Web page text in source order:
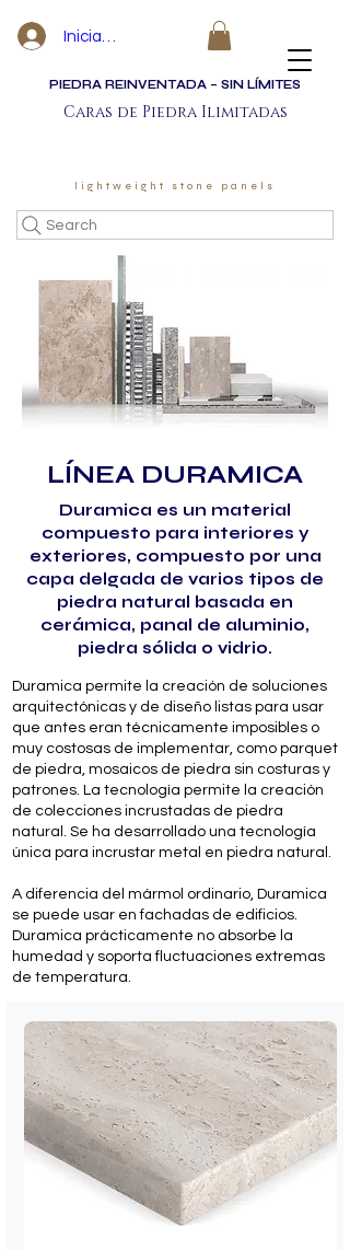
Iniciar sesión
Search
PIEDRA REINVENTADA – SIN LÍMITES
Caras de Piedra Ilimitadas
lightweight stone panels
LÍNEA DURAMICA
Duramica es un material
compuesto para interiores y
exteriores, compuesto por una
capa delgada de varios tipos de
piedra natural basada en
cerámica, panal de aluminio,
piedra sólida o vidrio.
Duramica permite la creación de soluciones
arquitectónicas y de diseño listas para usar
que antes eran técnicamente imposibles o
muy costosas de implementar, como parquet
de piedra, mosaicos de piedra sin costuras y
patrones. La tecnología permite la creación
de colecciones incrustadas de piedra
natural. Se ha desarrollado una tecnología
única para incrustar metal en piedra natural.
A diferencia del mármol ordinario, Duramica
se puede usar en fachadas de edificios.
Duramica prácticamente no absorbe la
humedad y soporta fluctuaciones extremas
de temperatura.